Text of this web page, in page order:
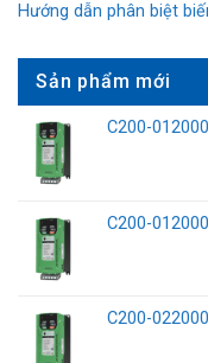
Hướng dẫn phân biệt
Sản phẩm mới
C200-
C200-
C200-